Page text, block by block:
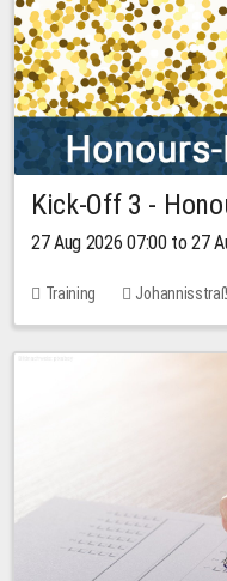
Kick-Off 3 -
27 Aug 2026 07:00 to 27
Training
11 places